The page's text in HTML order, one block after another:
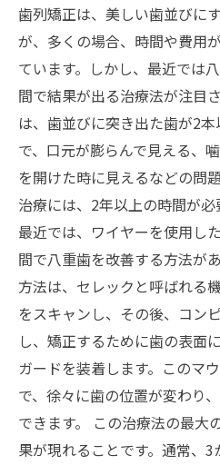
歯列矯正は、美しい歯並びに
が、多くの場合、時間や費用
ています。しかし、最近では
間で結果が出る治療法が注目
は、歯並びに突き出た歯が2
で、口元が膨らんで見える、
を開けた時に見えるなどの問
治療には、2年以上の時間が必
最近では、ワイヤーを使用し
間で八重歯を改善する方法が
方法は、セレックと呼ばれる
をスキャンし、その後、コン
し、矯正するために歯の表面
ガードを装着します。このマ
で、徐々に歯の位置が変わり
できます。 この治療法の最大
果が現れることです。通常、